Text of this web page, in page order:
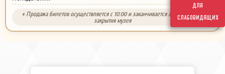
для
слабовидящих
* Продажа билетов осуществляется с 10:00 и заканчивается за 30 минут до
закрытия музея